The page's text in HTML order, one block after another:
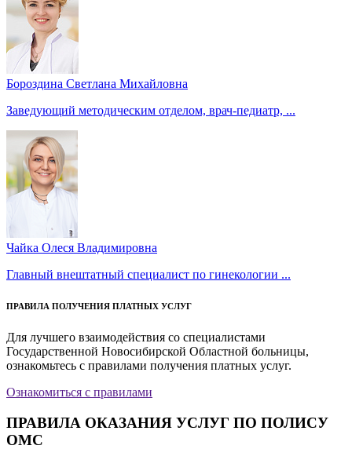
Бороздина Светлана Михайловна
Заведующий методическим отделом, врач-педиатр, ...
Чайка Олеся Владимировна
Главный внештатный специалист по гинекологии ...
ПРАВИЛА ПОЛУЧЕНИЯ ПЛАТНЫХ УСЛУГ
Для лучшего взаимодействия со специалистами
Государственной Новосибирской Областной больницы,
ознакомьтесь с правилами получения платных услуг.
Ознакомиться с правилами
ПРАВИЛА ОКАЗАНИЯ УСЛУГ ПО ПОЛИСУ
ОМС